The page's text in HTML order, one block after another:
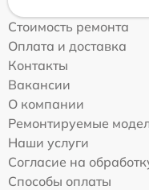
Стоимость ремонта
Оплата и доставка
Контакты
Вакансии
О компании
Ремонтируемые
Наши услуги
Согласие на
Способы оплаты